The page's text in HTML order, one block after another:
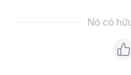
Nó có